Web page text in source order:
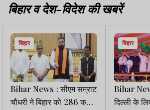
बिहार व देश-विदेश की खबरें
बिहार
Bihar News : सीएम सम्राट
चौधरी ने बिहार को 286 करोड़
बिहार
Bihar
दिल्ली के